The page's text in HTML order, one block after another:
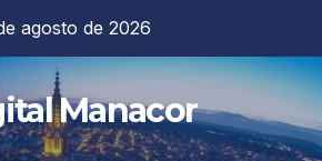
agosto de 2026
Manacor